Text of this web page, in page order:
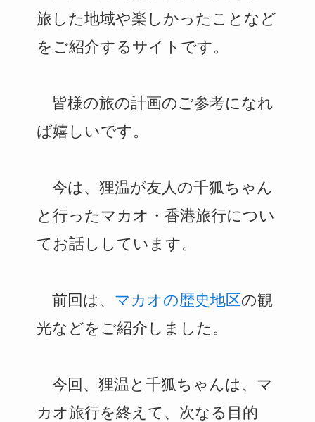
旅した地域や楽しかったことなど
をご紹介するサイトです。
皆様の旅の計画のご参考になれ
ば嬉しいです。
今は、狸温が友人の千狐ちゃん
と行ったマカオ・香港旅行につい
てお話ししています。
前回は、 マカオの歴史地区の観
光などをご紹介しました。
今回、狸温と千狐ちゃんは、マ
カオ旅行を終えて、次なる目的